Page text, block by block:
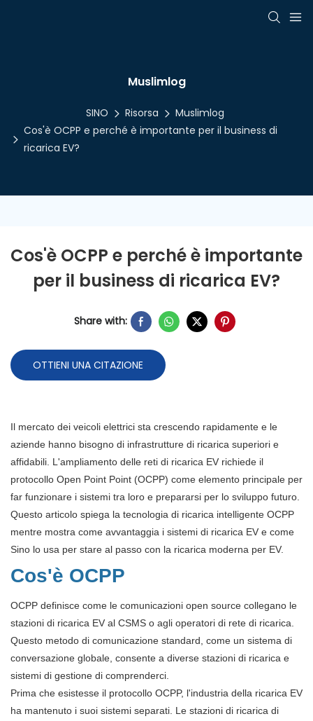
Muslimlog
SINO Risorsa
Muslimlog
Cos'è OCPP e perché è importante per il business di
ricarica EV?
Cos'è OCPP e perché è importante
per il business di ricarica EV?
Share with:
OTTIENI UNA CITAZIONE
Il mercato dei veicoli elettrici sta crescendo rapidamente e le
aziende hanno bisogno di infrastrutture di ricarica superiori e
affidabili. L'ampliamento delle reti di ricarica EV richiede il
protocollo Open Point Point (OCPP) come elemento principale per
far funzionare i sistemi tra loro e prepararsi per lo sviluppo futuro.
Questo articolo spiega la tecnologia di ricarica intelligente OCPP
mentre mostra come avvantaggia i sistemi di ricarica EV e come
Sino lo usa per stare al passo con la ricarica moderna per EV.
Cos'è OCPP
OCPP definisce come le comunicazioni open source collegano le
stazioni di ricarica EV al CSMS o agli operatori di rete di ricarica.
Questo metodo di comunicazione standard, come un sistema di
conversazione globale, consente a diverse stazioni di ricarica e
sistemi di gestione di comprenderci.
Prima che esistesse il protocollo OCPP, l'industria della ricarica EV
ha mantenuto i suoi sistemi separati. Le stazioni di ricarica di